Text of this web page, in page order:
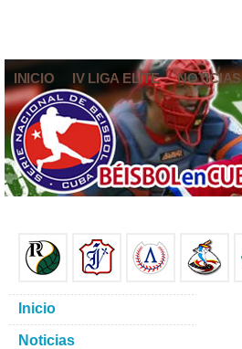
INICIO IV LIGA ELITE NOTICIAS
Inicio
Noticias